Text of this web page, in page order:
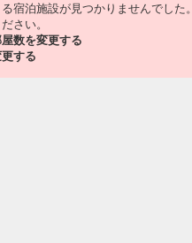
宿泊施設が見つかりませんでした。
さい。
数を変更する
する